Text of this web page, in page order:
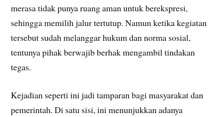
merasa tidak punya ruang aman untuk berekspresi,
sehingga memilih jalur tertutup. Namun ketika kegiatan
tersebut sudah melanggar hukum dan norma sosial,
tentunya pihak berwajib berhak mengambil tindakan
tegas.
Kejadian seperti ini jadi tamparan bagi masyarakat dan
pemerintah. Di satu sisi, ini menunjukkan adanya